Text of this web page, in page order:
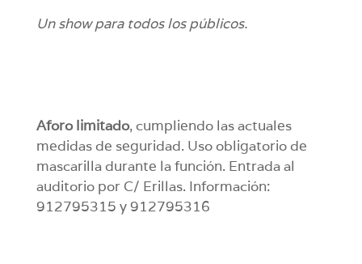
Un show para todos los públicos.
Aforo limitado, cumpliendo las actuales
medidas de seguridad. Uso obligatorio de
mascarilla durante la función. Entrada al
auditorio por C/ Erillas. Información:
912795315 y 912795316